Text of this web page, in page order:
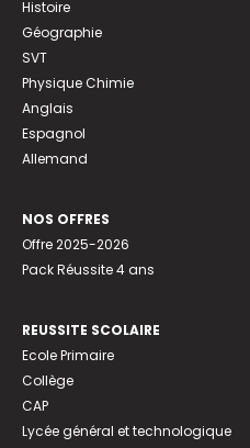
Histoire
Géographie
SVT
Physique Chimie
Anglais
Espagnol
Allemand
NOS OFFRES
Offre 2025-2026
Pack Réussite 4 ans
REUSSITE SCOLAIRE
Ecole Primaire
Collège
CAP
Lycée général et technologique